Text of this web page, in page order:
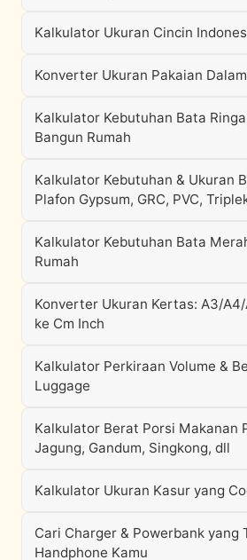
Kalkulator Ukuran Cincin
Konverter Ukuran Pakaian
Kalkulator Kebutuhan Bata
Bangun Rumah
Kalkulator Kebutuhan & Ukuran
Plafon Gypsum, GRC, PVC,
Kalkulator Kebutuhan Bata
Rumah
Konverter Ukuran Kertas: A3/
ke Cm Inch
Kalkulator Perkiraan Volume &
Luggage
Kalkulator Berat Porsi Makanan
Jagung, Gandum, Singkong, dll
Kalkulator Ukuran Kasur yang
Cari Charger & Powerbank yang
Handphone Kamu